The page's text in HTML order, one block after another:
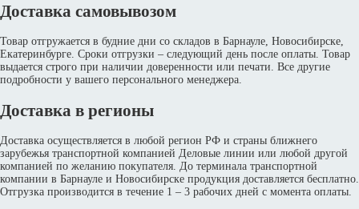
Доставка самовывозом
Товар отгружается в будние дни со складов в Барнауле, Новосибирске,
Екатеринбурге. Сроки отгрузки – следующий день после оплаты. Товар
выдается строго при наличии доверенности или печати. Все другие
подробности у вашего персонального менеджера.
Доставка в регионы
Доставка осуществляется в любой регион РФ и страны ближнего
зарубежья транспортной компанией Деловые линии или любой другой
компанией по желанию покупателя. До терминала транспортной
компании в Барнауле и Новосибирске продукция доставляется бесплатно.
Отгрузка производится в течение 1 – 3 рабочих дней с момента оплаты.